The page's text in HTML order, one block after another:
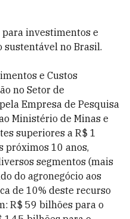
investimentos e
no Brasil.
e Custos
no Setor de
Empresa de Pesquisa
Ministério de Minas e
superiores a R$ 1
próximos 10 anos,
segmentos (mais
do agronegócio aos
de 10% deste recurso
R$ 59 bilhões para o